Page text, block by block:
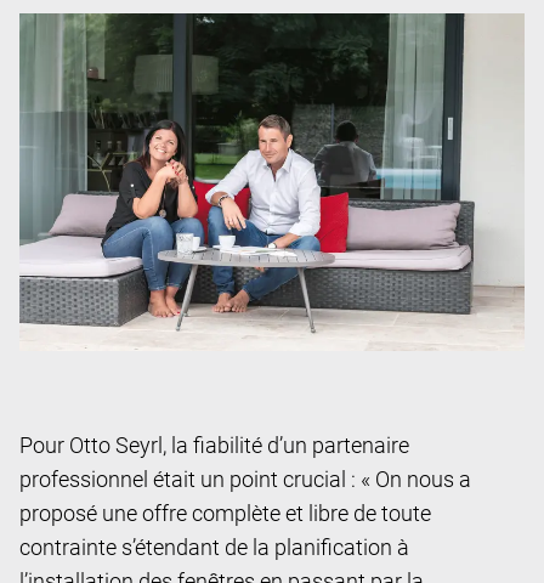
Pour Otto Seyrl, la fiabilité d’un partenaire
professionnel était un point crucial : « On nous a
proposé une offre complète et libre de toute
contrainte s’étendant de la planification à